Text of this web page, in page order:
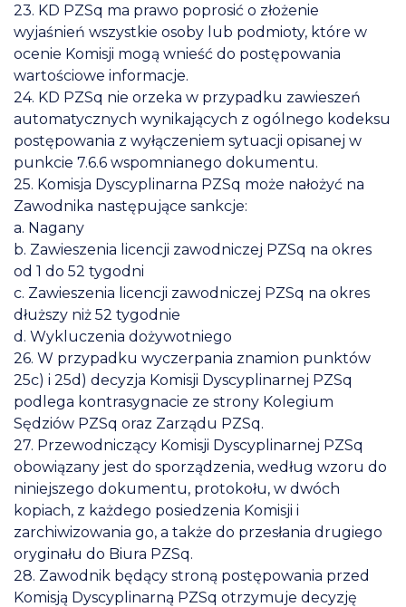
23. KD PZSq ma prawo poprosić o złożenie
wyjaśnień wszystkie osoby lub podmioty, które w
ocenie Komisji mogą wnieść do postępowania
wartościowe informacje.
24. KD PZSq nie orzeka w przypadku zawieszeń
automatycznych wynikających z ogólnego kodeksu
postępowania z wyłączeniem sytuacji opisanej w
punkcie 7.6.6 wspomnianego dokumentu.
25. Komisja Dyscyplinarna PZSq może nałożyć na
Zawodnika następujące sankcje:
a. Nagany
b. Zawieszenia licencji zawodniczej PZSq na okres
od 1 do 52 tygodni
c. Zawieszenia licencji zawodniczej PZSq na okres
dłuższy niż 52 tygodnie
d. Wykluczenia dożywotniego
26. W przypadku wyczerpania znamion punktów
25c) i 25d) decyzja Komisji Dyscyplinarnej PZSq
podlega kontrasygnacie ze strony Kolegium
Sędziów PZSq oraz Zarządu PZSq.
27. Przewodniczący Komisji Dyscyplinarnej PZSq
obowiązany jest do sporządzenia, według wzoru do
niniejszego dokumentu, protokołu, w dwóch
kopiach, z każdego posiedzenia Komisji i
zarchiwizowania go, a także do przesłania drugiego
oryginału do Biura PZSq.
28. Zawodnik będący stroną postępowania przed
Komisją Dyscyplinarną PZSq otrzymuje decyzję